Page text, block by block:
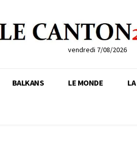
vendredi 7/08/2026
BALKANS LE MONDE